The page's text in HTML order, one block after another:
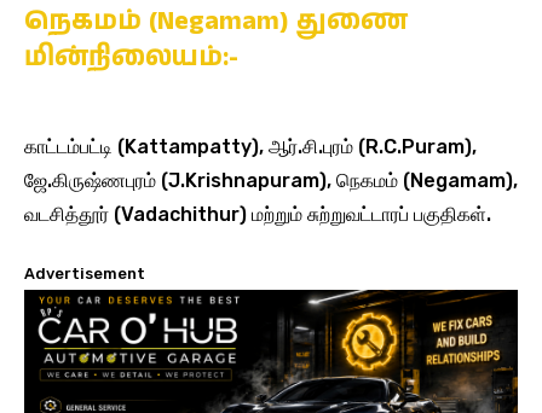
நெகமம் (Negamam) துணை
மின்நிலையம்:-
காட்டம்பட்டி (Kattampatty), ஆர்.சி.புரம் (R.C.Puram),
ஜே.கிருஷ்ணபுரம் (J.Krishnapuram), நெகமம் (Negamam),
வடசித்தூர் (Vadachithur) மற்றும் சுற்றுவட்டாரப் பகுதிகள்.
Advertisement